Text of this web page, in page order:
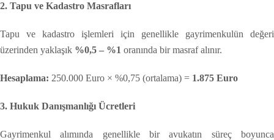
2. Tapu ve Kadastro Masrafları
Tapu ve kadastro işlemleri için genellikle gayrimenkulün değeri
üzerinden yaklaşık %0,5 – %1 oranında bir masraf alınır.
Hesaplama: 250.000 Euro × %0,75 (ortalama) = 1.875 Euro
3. Hukuk Danışmanlığı Ücretleri
Gayrimenkul alımında genellikle bir avukatın süreç boyunca